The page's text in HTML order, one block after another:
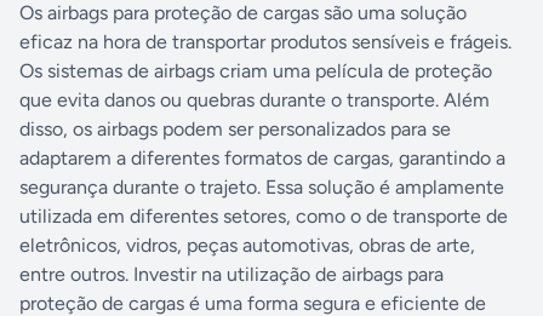
Os airbags para proteção de cargas são uma solução
eficaz na hora de transportar produtos sensíveis e frágeis.
Os sistemas de airbags criam uma película de proteção
que evita danos ou quebras durante o transporte. Além
disso, os airbags podem ser personalizados para se
adaptarem a diferentes formatos de cargas, garantindo a
segurança durante o trajeto. Essa solução é amplamente
utilizada em diferentes setores, como o de transporte de
eletrônicos, vidros, peças automotivas, obras de arte,
entre outros. Investir na utilização de airbags para
proteção de cargas é uma forma segura e eficiente de